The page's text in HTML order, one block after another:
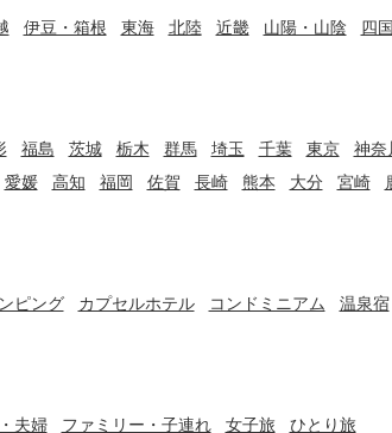
伊豆・箱根 東海 北陸 近畿 山陽・山陰 四国
福島 茨城 栃木 群馬 埼玉 千葉 東京 神奈
愛媛 高知 福岡 佐賀 長崎 熊本 大分 宮崎
ピング カプセルホテル コンドミニアム 温泉宿
夫婦 ファミリー・子連れ 女子旅 ひとり旅